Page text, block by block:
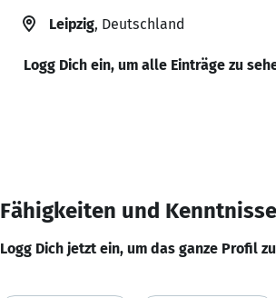
Leipzig, Deutschland
Logg Dich ein, um alle Einträge zu
Fähigkeiten und Kenntnisse
Logg Dich jetzt ein, um das ganze Profil